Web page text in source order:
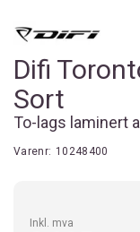
Difi
Sort
To-lags laminert
Varenr: 10248400
Inkl. mva